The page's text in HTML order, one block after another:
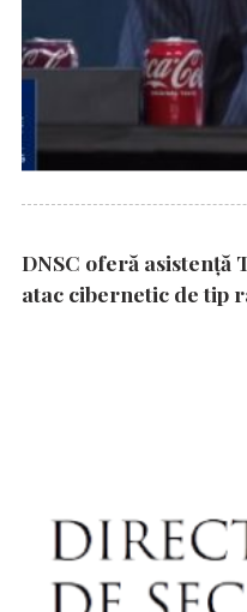
DNSC oferă asistență
atac cibernetic de tip